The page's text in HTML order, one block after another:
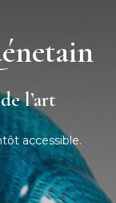
l’art
accessible.